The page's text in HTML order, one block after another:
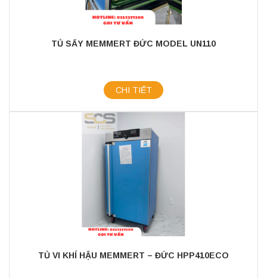
TỦ SẤY MEMMERT ĐỨC MODEL UN110
CHI TIẾT
TỦ VI KHÍ HẬU MEMMERT – ĐỨC HPP410ECO